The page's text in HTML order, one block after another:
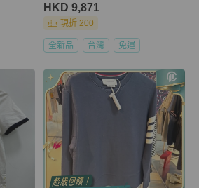
HKD 9,871
現折 200
全新品 台灣 免運